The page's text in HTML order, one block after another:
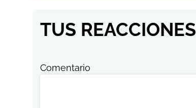
TUS REACCIONES
Comentario